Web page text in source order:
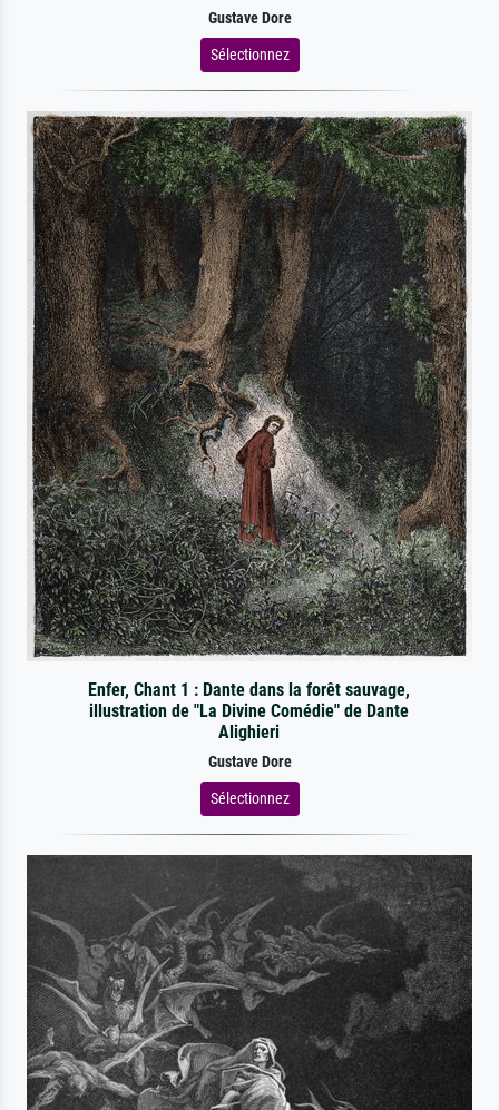
Gustave Dore
Sélectionnez
Enfer, Chant 1 : Dante dans la forêt sauvage,
illustration de "La Divine Comédie" de Dante
Alighieri
Gustave Dore
Sélectionnez